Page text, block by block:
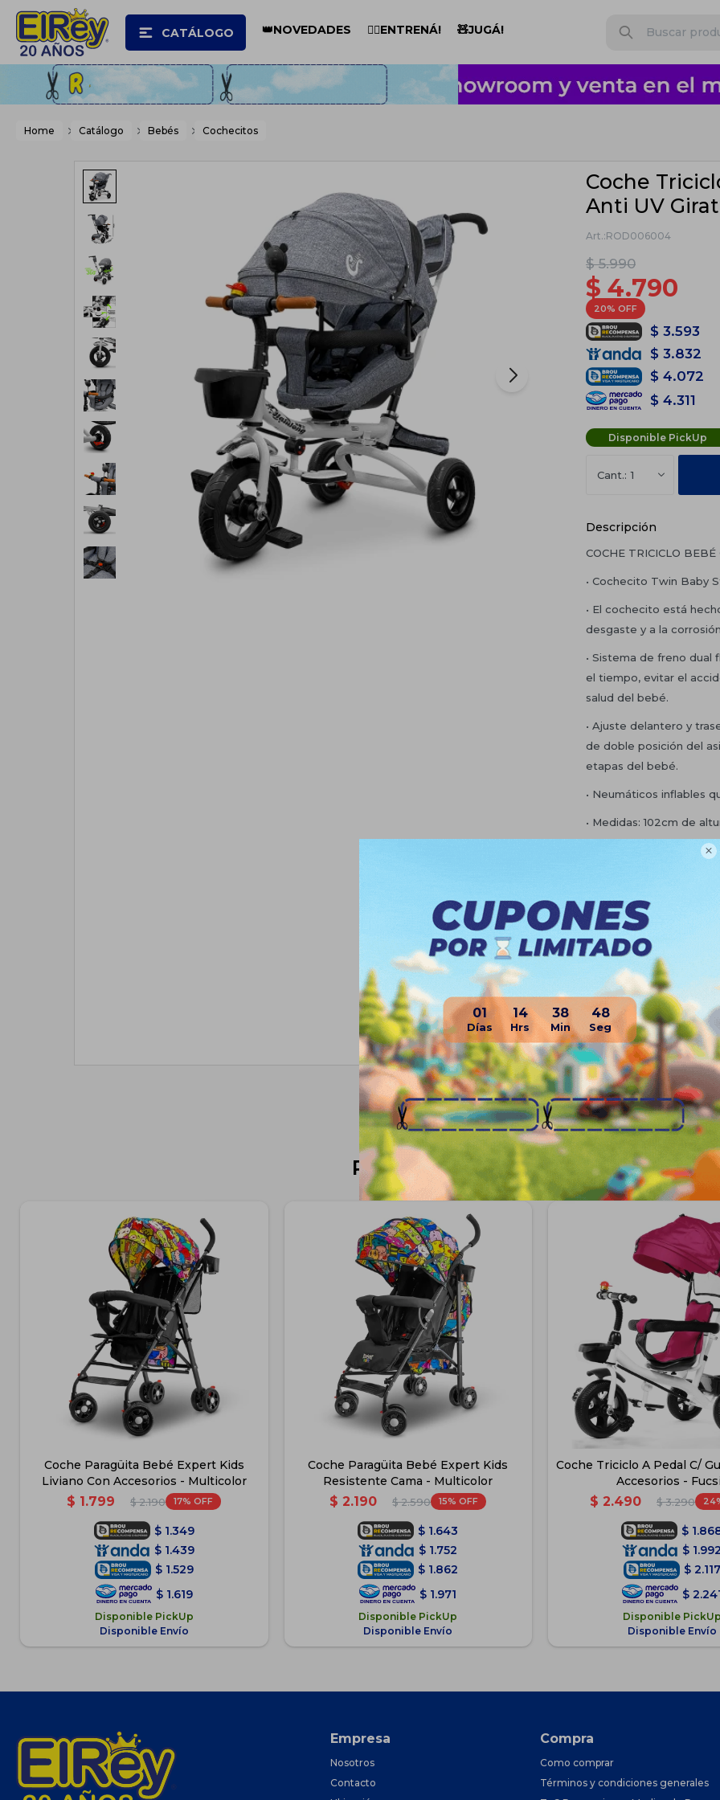

01 14 38 48
CATÁLOGO 👑NOVEDADES 🏋️‍♂️ENTRENÁ! 🧸JUGÁ!
Home Catálogo Bebés Cochecitos
Coche
Anti UV
ROD006004
$ 5.990
$ 4.790
20
$ 3.593
$ 3.832
$ 4.072
$ 4.311
Disponible PickUp
1
Descripción
COCHE TRICICLO
• Cochecito Twin Baby
• El cochecito está
desgaste y a la
• Sistema de freno dual
el tiempo, evitar el
salud del bebé.
• Ajuste delantero y
de doble posición del
etapas del bebé.
• Neumáticos inflables
• Medidas: 102cm de
30 días. Aplican
Entretenimiento SA por
falta de cuidado o
embalaje.
Planes de cuotas
Envíos
Medios de pago
Productos que te pueden
Coche Paragüita Bebé Expert Kids
Liviano Con Accesorios - Multicolor
$ 1.799 $ 2.190 17
$ 1.349
$ 1.439
$ 1.529
$ 1.619
Disponible PickUp
Disponible Envío
Coche Paragüita Bebé Expert Kids
Resistente Cama - Multicolor
$ 2.190 $ 2.590 15
$ 1.643
$ 1.752
$ 1.862
$ 1.971
Disponible PickUp
Disponible Envío
Coche Triciclo A Pedal C/
Accesorios -
$ 2.490 $ 3.290 24
$
$
$ 2.117
$
Disponible
Disponible Envío
Empresa
Nosotros
Contacto
Compra
Como comprar
Términos y condiciones generales